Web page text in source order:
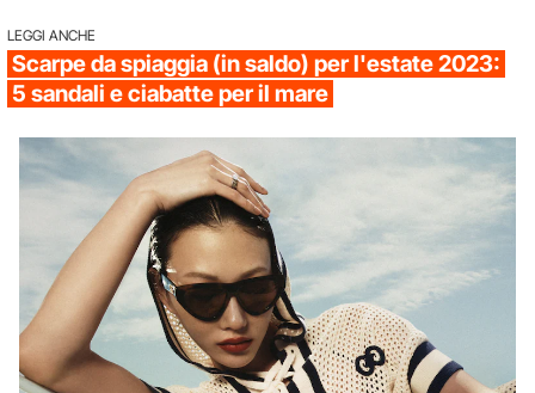
LEGGI ANCHE
Scarpe da spiaggia (in saldo) per l'estate 2023:
5 sandali e ciabatte per il mare